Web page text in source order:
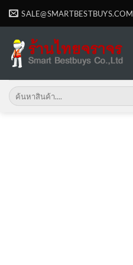
Skip
SALE@SMARTBESTBUYS.COM
Search
for: